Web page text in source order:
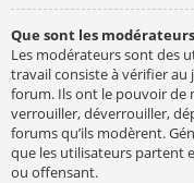
Que sont les
Les modérateurs sont des
travail consiste à vérifier
forum. Ils ont le pouvoir de
verrouiller, déverrouiller,
forums qu’ils modèrent.
que les utilisateurs partent
ou offensant.